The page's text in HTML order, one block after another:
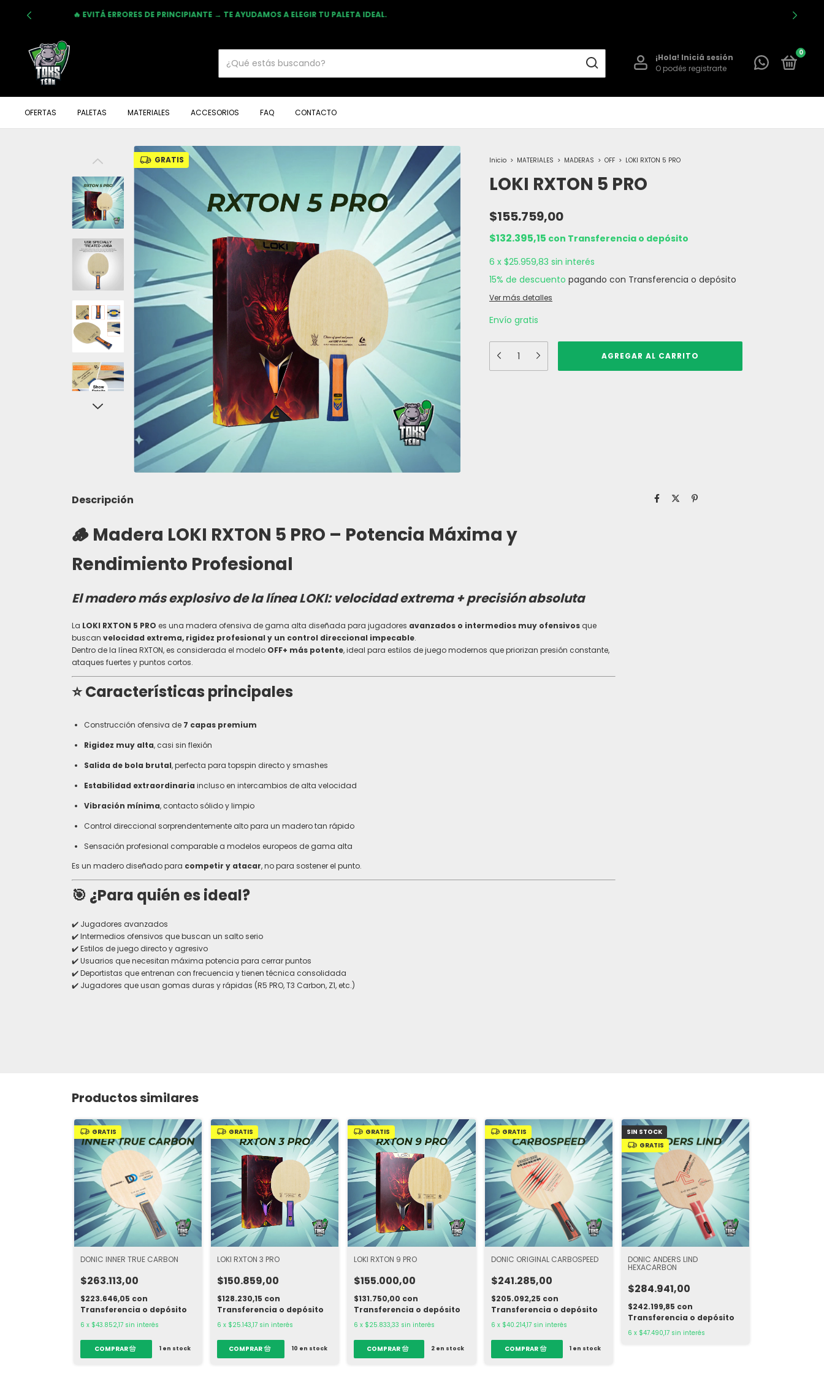
ELEGÍ BIEN TU PRIMERA PALETA 🏓 ASESORAMIENTO PERSONALIZADO POR WHATSAPP. ¡CLICK ACÁ!
¡Hola! Iniciá sesión
O podés registrarte
0
OFERTAS PALETAS MATERIALES ACCESORIOS FAQ CONTACTO
GRATIS Inicio > MATERIALES > MADERAS > OFF > LOKI RXTON 5 PRO
LOKI RXTON 5 PRO
$155.759,00
$132.395,15 con Transferencia o depósito
6 x $25.959,83 sin interés
15% de descuento pagando con Transferencia o depósito
Ver más detalles
Envío gratis
Descripción
🪵 Madera LOKI RXTON 5 PRO – Potencia Máxima y
Rendimiento Profesional
El madero más explosivo de la línea LOKI: velocidad extrema + precisión absoluta
La LOKI RXTON 5 PRO es una madera ofensiva de gama alta diseñada para jugadores avanzados o intermedios muy ofensivos que
buscan velocidad extrema, rigidez profesional y un control direccional impecable.
Dentro de la línea RXTON, es considerada el modelo OFF+ más potente, ideal para estilos de juego modernos que priorizan presión constante,
ataques fuertes y puntos cortos.
⭐Características principales
Construcción ofensiva de 7 capas premium
Rigidez muy alta, casi sin flexión
Salida de bola brutal, perfecta para topspin directo y smashes
Estabilidad extraordinaria incluso en intercambios de alta velocidad
Vibración mínima, contacto sólido y limpio
Control direccional sorprendentemente alto para un madero tan rápido
Sensación profesional comparable a modelos europeos de gama alta
Es un madero diseñado para competir y atacar, no para sostener el punto.
🎯 ¿Para quién es ideal?
✔️ Jugadores avanzados
✔️ Intermedios ofensivos que buscan un salto serio
✔️ Estilos de juego directo y agresivo
✔️ Usuarios que necesitan máxima potencia para cerrar puntos
✔️ Deportistas que entrenan con frecuencia y tienen técnica consolidada
✔️ Jugadores que usan gomas duras y rápidas (R5 PRO, T3 Carbon, Z1, etc.)
Productos similares
GRATIS
DONIC INNER TRUE CARBON
$263.113,00
$223.646,05 con
Transferencia o depósito
6 x $43.852,17 sin interés
1 en stock
GRATIS
LOKI RXTON 3 PRO
$150.859,00
$128.230,15 con
Transferencia o depósito
6 x $25.143,17 sin interés
10 en stock
GRATIS
LOKI RXTON 9 PRO
$155.000,00
$131.750,00 con
Transferencia o depósito
6 x $25.833,33 sin interés
2 en stock
GRATIS
DONIC ORIGINAL CARBOSPEED
$241.285,00
$205.092,25 con
Transferencia o depósito
6 x $40.214,17 sin interés
1 en stock
SIN STOCK
GRATIS
DONIC ANDERS LIND
HEXACARBON
$284.941,00
$242.199,85 con
Transferencia o depósito
6 x $47.490,17 sin interés